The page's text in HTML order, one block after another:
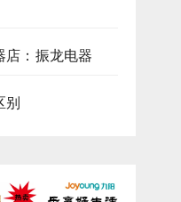
店：振龙电器
别